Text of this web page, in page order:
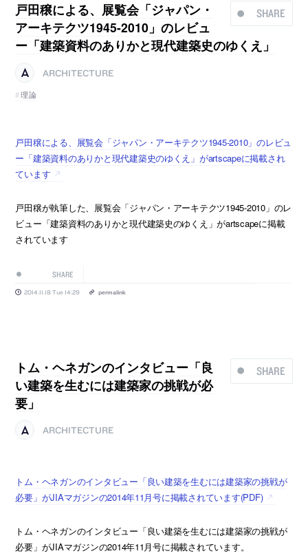
SHARE
戸田穣による、展覧会「ジャパン・
アーキテクツ1945-2010」のレビュ
ー「建築資料のありかと現代建築史のゆくえ」
ARCHITECTURE
理論
戸田穣による、展覧会「ジャパン・アーキテクツ1945-2010」のレビュ
ー「建築資料のありかと現代建築史のゆくえ」がartscapeに掲載され
ています
戸田穣が執筆した、展覧会「ジャパン・アーキテクツ1945-2010」のレ
ビュー「建築資料のありかと現代建築史のゆくえ」がartscapeに掲載
されています
SHARE
2014.11.18 Tue 14:29 permalink
SHARE
トム・ヘネガンのインタビュー「良
い建築を生むには建築家の挑戦が必
要」
ARCHITECTURE
トム・ヘネガンのインタビュー「良い建築を生むには建築家の挑戦が
必要」がJIAマガジンの2014年11月号に掲載されています(PDF)
トム・ヘネガンのインタビュー「良い建築を生むには建築家の挑戦が
必要」がJIAマガジンの2014年11月号に掲載されています。